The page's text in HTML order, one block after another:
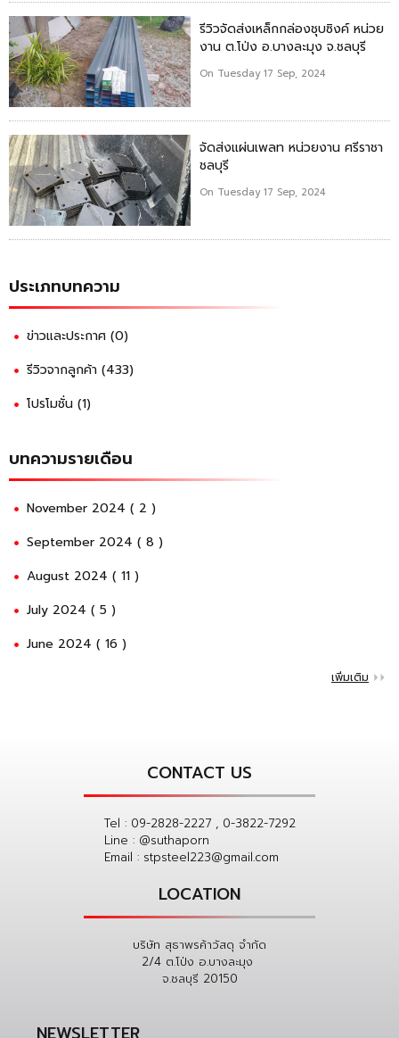
รีวิวจัดส่งเหล็กกล่องชุบซิงค์ หน่วย
งาน ต.โป่ง อ.บางละมุง จ.ชลบุรี
On Tuesday 17 Sep, 2024
จัดส่งแผ่นเพลท หน่วยงาน ศรีราชา
ชลบุรี
On Tuesday 17 Sep, 2024
ประเภทบทความ
ข่าวและประกาศ (0)
รีวิวจากลูกค้า (433)
โปรโมชั่น (1)
บทความรายเดือน
November 2024 ( 2 )
September 2024 ( 8 )
August 2024 ( 11 )
July 2024 ( 5 )
June 2024 ( 16 )
เพิ่มเติม
CONTACT US
Tel : 09-2828-2227 , 0-3822-7292
Line : @suthaporn
Email : stpsteel223@gmail.com
LOCATION
บริษัท สุธาพรค้าวัสดุ จำกัด
2/4 ต.โป่ง อ.บางละมุง
จ.ชลบุรี 20150